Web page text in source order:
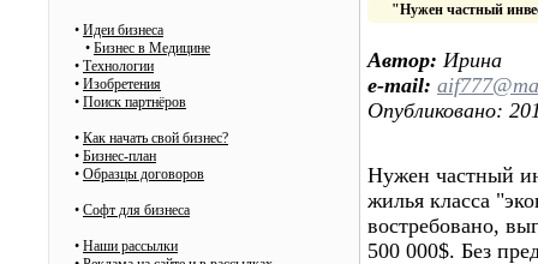
• Идеи бизнеса
• Бизнес в Медицине
• Технологии
• Изобретения
• Поиск партнёров
• Как начать свой бизнес?
• Бизнес-план
• Образцы договоров
• Cофт для бизнеса
• Наши рассылки
"Нужен частный
Автор: Ирина
e-mail:
Опубликовано:
Нужен частный
жилья класса
востребовано,
500 000$. Без